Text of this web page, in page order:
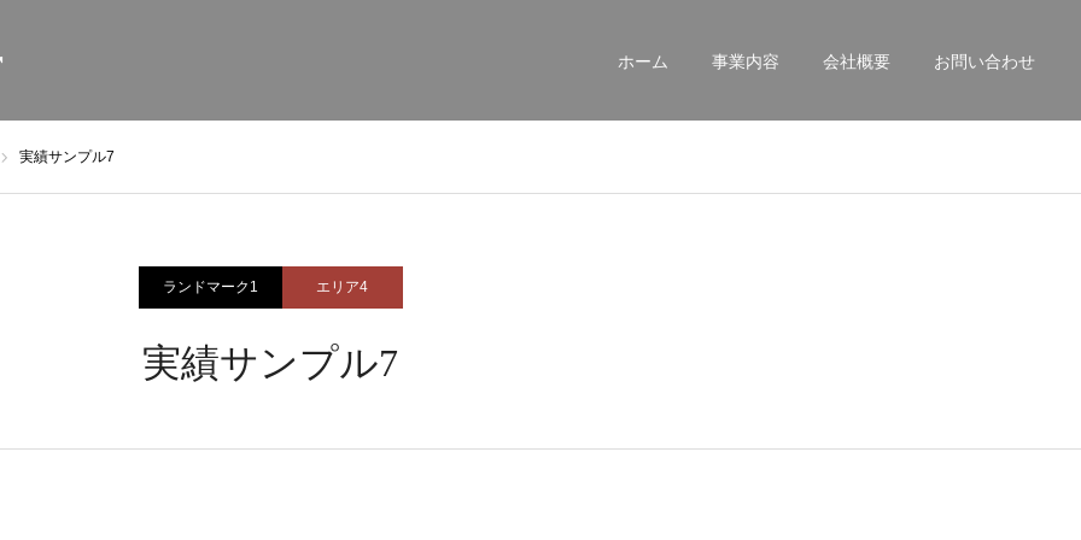
ホーム 事業内容 会社概要 お問い合わせ
実績サンプル7
ランドマーク1 エリア4
実績サンプル7